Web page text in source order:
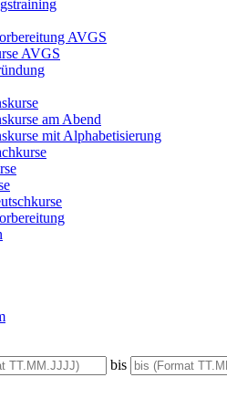
AVGS
AVGS
am Abend
mit Alphabetisierung
bis